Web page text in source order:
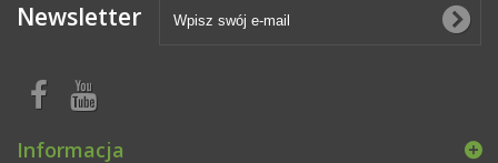
Newsletter
Informacja